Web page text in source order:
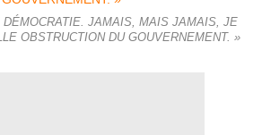
DÉMOCRATIE. JAMAIS, MAIS JAMAIS, JE
OBSTRUCTION DU GOUVERNEMENT. »